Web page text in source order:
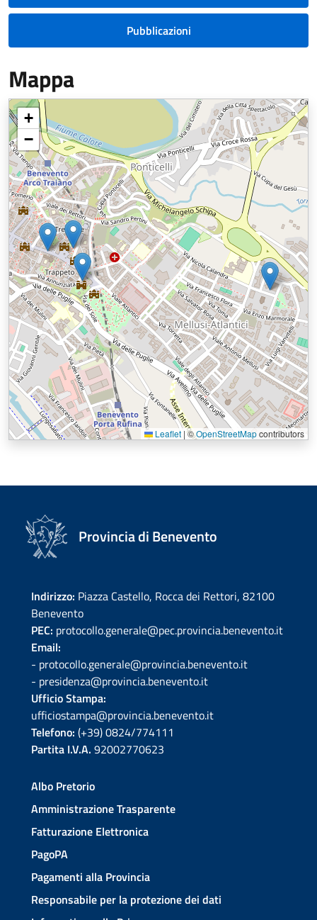
Pubblicazioni
Mappa
+
−
Leaflet |©OpenStreetMapcontributors
Provincia di Benevento
Indirizzo: Piazza Castello, Rocca dei Rettori, 82100
Benevento
PEC: protocollo.generale@pec.provincia.benevento.it
Email:
- protocollo.generale@provincia.benevento.it
- presidenza@provincia.benevento.it
Ufficio Stampa:
ufficiostampa@provincia.benevento.it
Telefono: (+39) 0824/774111
Partita I.V.A. 92002770623
Albo Pretorio
Amministrazione Trasparente
Fatturazione Elettronica
PagoPA
Pagamenti alla Provincia
Responsabile per la protezione dei dati